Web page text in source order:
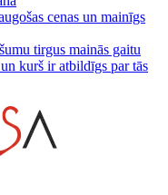
cenas un mainīgs
tirgus mainās gaitu
kurš ir atbildīgs par tās